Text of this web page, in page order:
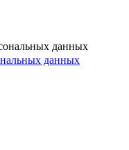
данных
данных